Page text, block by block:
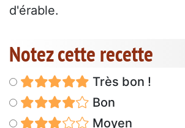
d'érable.
Notez cette recette
Très bon !
Bon
Moyen